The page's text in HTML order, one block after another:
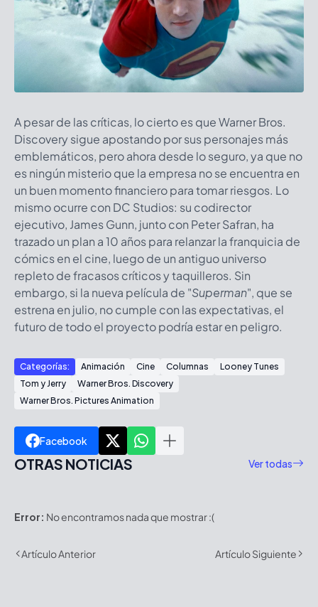
A pesar de las críticas, lo cierto es que Warner Bros.
Discovery sigue apostando por sus personajes más
emblemáticos, pero ahora desde lo seguro, ya que no
es ningún misterio que la empresa no se encuentra en
un buen momento financiero para tomar riesgos. Lo
mismo ocurre con DC Studios: su codirector
ejecutivo, James Gunn, junto con Peter Safran, ha
trazado un plan a 10 años para relanzar la franquicia de
cómics en el cine, luego de un antiguo universo
repleto de fracasos críticos y taquilleros. Sin
embargo, si la nueva película de "Superman", que se
estrena en julio, no cumple con las expectativas, el
futuro de todo el proyecto podría estar en peligro.
Categorías: Animación Cine Columnas
Looney Tunes
Tom y Jerry
Warner Bros. Discovery
Warner Bros. Pictures Animation
Facebook
OTRAS NOTICIAS Ver todas
Error: No encontramos nada que mostrar :(
Artículo Anterior Artículo Siguiente